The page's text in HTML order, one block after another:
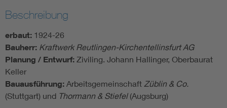
Beschreibung
erbaut: 1924-26
Bauherr: Kraftwerk Reutlingen-Kirchentellinsfurt AG
Planung / Entwurf: Ziviling. Johann Hallinger, Oberbaurat
Keller
Bauausführung: Arbeitsgemeinschaft Züblin & Co.
(Stuttgart) und Thormann & Stiefel(Augsburg)